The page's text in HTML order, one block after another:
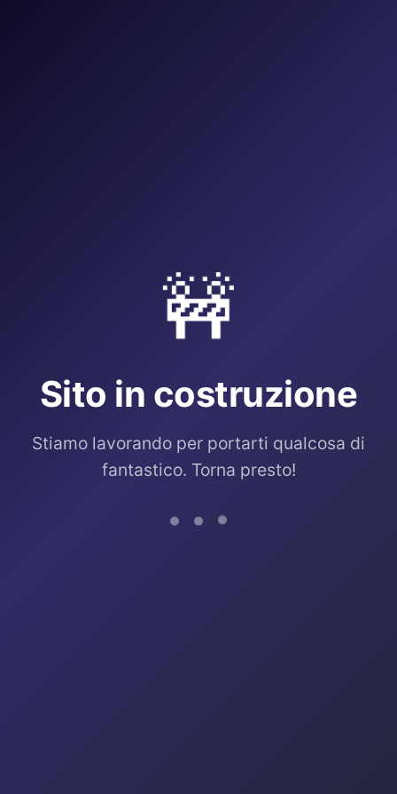
🚧
Sito in costruzione
Stiamo lavorando per portarti qualcosa di
fantastico. Torna presto!